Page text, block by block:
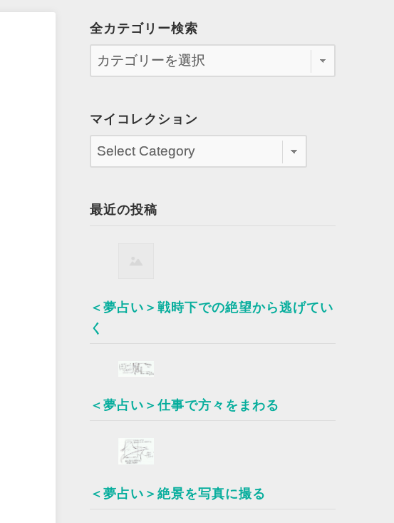
全カテゴリー検索
マイコレクション
最近の投稿
＜夢占い＞戦時下での絶望から逃げてい
く
＜夢占い＞仕事で方々をまわる
＜夢占い＞絶景を写真に撮る